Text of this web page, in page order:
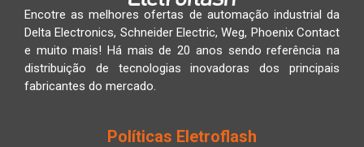
Encotre as melhores ofertas de automação industrial da
Delta Electronics, Schneider Electric, Weg, Phoenix Contact
e muito mais! Há mais de 20 anos sendo referência na
distribuição de tecnologias inovadoras dos principais
fabricantes do mercado.
Políticas Eletroflash